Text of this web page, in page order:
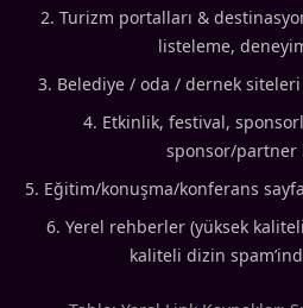
Turizm portalları &
listeleme,
Belediye / oda / dernek
Etkinlik, festival,
sponsor/partner
Eğitim/konuşma/konferans
Yerel rehberler (yüksek
kaliteli dizin